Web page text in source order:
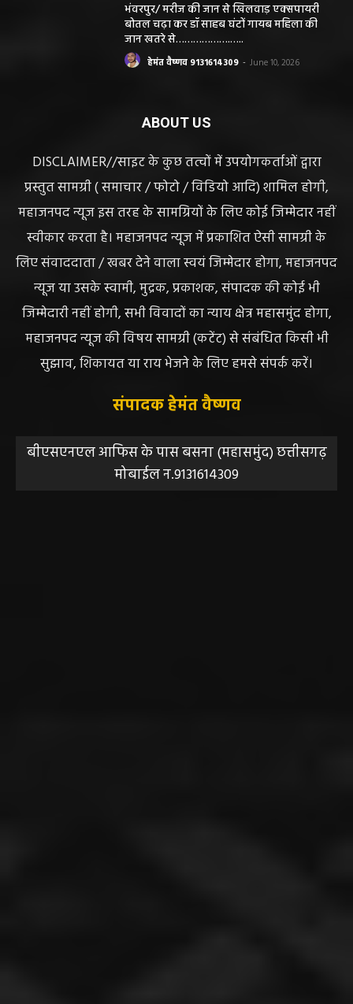
भंवरपुर/ मरीज की जान से खिलवाड़ एक्सपायरी
बोतल चढ़ा कर डॉ साहब घंटों गायब महिला की
जान खतरे से……………….…..
हेमंत वैष्णव 9131614309 - June 10, 2026
ABOUT US
DISCLAIMER//साइट के कुछ तत्वों में उपयोगकर्ताओं द्वारा
प्रस्तुत सामग्री ( समाचार / फोटो / विडियो आदि) शामिल होगी,
महाजनपद न्यूज इस तरह के सामग्रियों के लिए कोई जिम्मेदार नहीं
स्वीकार करता है। महाजनपद न्यूज में प्रकाशित ऐसी सामग्री के
लिए संवाददाता / खबर देने वाला स्वयं जिम्मेदार होगा, महाजनपद
न्यूज या उसके स्वामी, मुद्रक, प्रकाशक, संपादक की कोई भी
जिम्मेदारी नहीं होगी, सभी विवादों का न्याय क्षेत्र महासमुंद होगा,
महाजनपद न्यूज की विषय सामग्री (कटेंट) से संबंधित किसी भी
सुझाव, शिकायत या राय भेजने के लिए हमसे संपर्क करें।
संपादक हेमंत वैष्णव
बीएसएनएल आफिस के पास बसना (महासमुंद) छत्तीसगढ़
मोबाईल न.9131614309